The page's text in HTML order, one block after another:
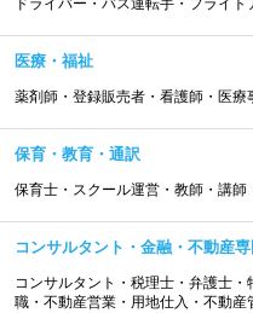
ドライバー・バス運転手・フライト
医療・福祉
薬剤師・登録販売者・看護師・医療
保育・教育・通訳
保育士・スクール運営・教師・講
コンサルタント・金融・不動産
コンサルタント・税理士・弁護士
職・不動産営業・用地仕入・不動産